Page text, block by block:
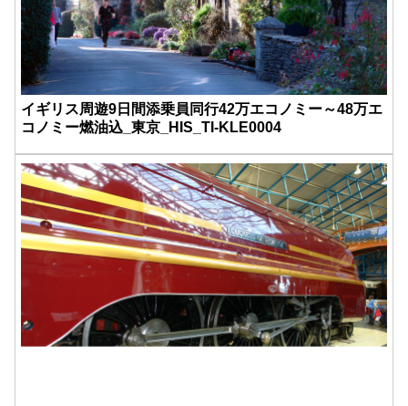
イギリス周遊9日間添乗員同行42万エコノミー～48万エ
コノミー燃油込_東京_HIS_TI-KLE0004